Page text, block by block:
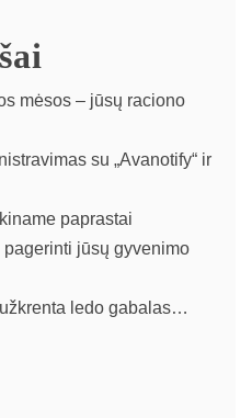
mėsos – jūsų raciono
su „Avanotify“ ir
paprastai
jūsų gyvenimo
ledo gabalas…